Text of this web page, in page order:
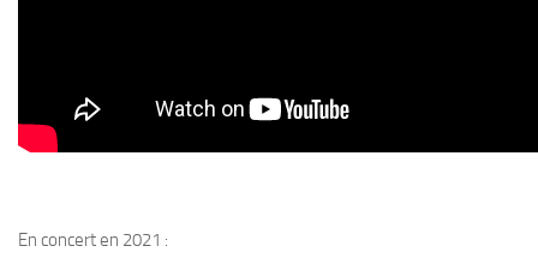
En concert en 2021 :